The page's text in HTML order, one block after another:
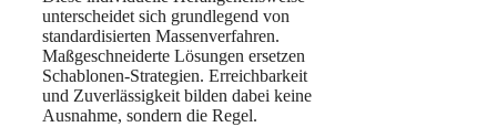
unterscheidet sich grundlegend von
standardisierten Massenverfahren.
Maßgeschneiderte Lösungen ersetzen
Schablonen-Strategien. Erreichbarkeit
und Zuverlässigkeit bilden dabei keine
Ausnahme, sondern die Regel.